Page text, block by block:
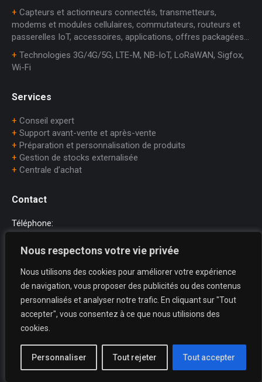
Nous respectons votre vie privée
Nous utilisons des cookies pour améliorer votre expérience
de navigation, vous proposer des publicités ou des contenus
personnalisés et analyser notre trafic. En cliquant sur "Tout
accepter", vous consentez à ce que nous utilisions des
cookies.
Personnaliser Tout rejeter Tout accepter
+ Capteurs et actionneurs connectés, transmetteurs,
modems et modules cellulaires, commutateurs, routeurs et
passerelles IoT, accessoires, applications, offres packagées…
+ Technologies 3G/4G/5G, LTE-M, NB-IoT, LoRaWAN, Sigfox,
Wi-Fi
Services
+ Conseil expert
+ Support avant-vente et après-vente
+ Préparation et personnalisation de produits
+ Gestion de stocks externalisée
+ Centrale d’achat
Contact
Téléphone:
dataprint@dataprint.fr
Adresse:
69, avenue du Maréchal Juin
64200 BIARRITZ
Trouvez nous sur :
page
La
page
La
page